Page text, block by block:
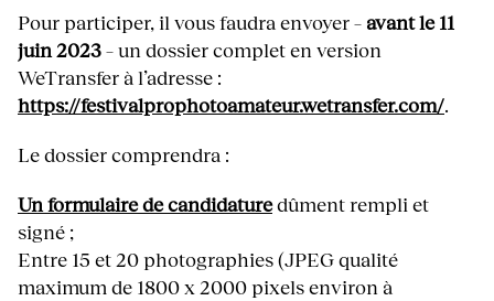
Pour participer, il vous faudra envoyer – avant le 11
juin 2023– un dossier complet en version
WeTransfer à l’adresse :
https://festivalprophotoamateur.wetransfer.com/.
Le dossier comprendra :
Un formulaire de candidaturedûment rempli et
signé ;
Entre 15 et 20 photographies (JPEG qualité
maximum de 1800 x 2000 pixels environ à